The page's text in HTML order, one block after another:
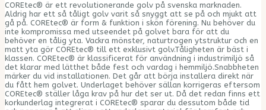
COREtec® är ett revolutionerande golv på svenska marknaden.
Aldrig har ett så tåligt golv varit så snyggt att se på och mjukt att
gå på. COREtec® är form & funktion i skön förening. Nu behöver du
inte kompromissa med utseendet på golvet bara för att du
behöver en tålig yta. Vackra mönster, naturtrogen ytstruktur och en
matt yta gör COREtec® till ett exklusivt golv.Tåligheten är bäst i
klassen. COREtec® är klassificerat för användning i industrimiljö så
det klarar med lätthet både fest och vardag i hemmiljö.Snabbheten
märker du vid installationen. Det går att börja installera direkt när
du fått hem golvet. Underlaget behöver sällan korrigeras eftersom
COREtec® ställer låga krav på hur det ser ut. Då det redan finns ett
korkunderlag integrerat i COREtec® sparar du dessutom både tid